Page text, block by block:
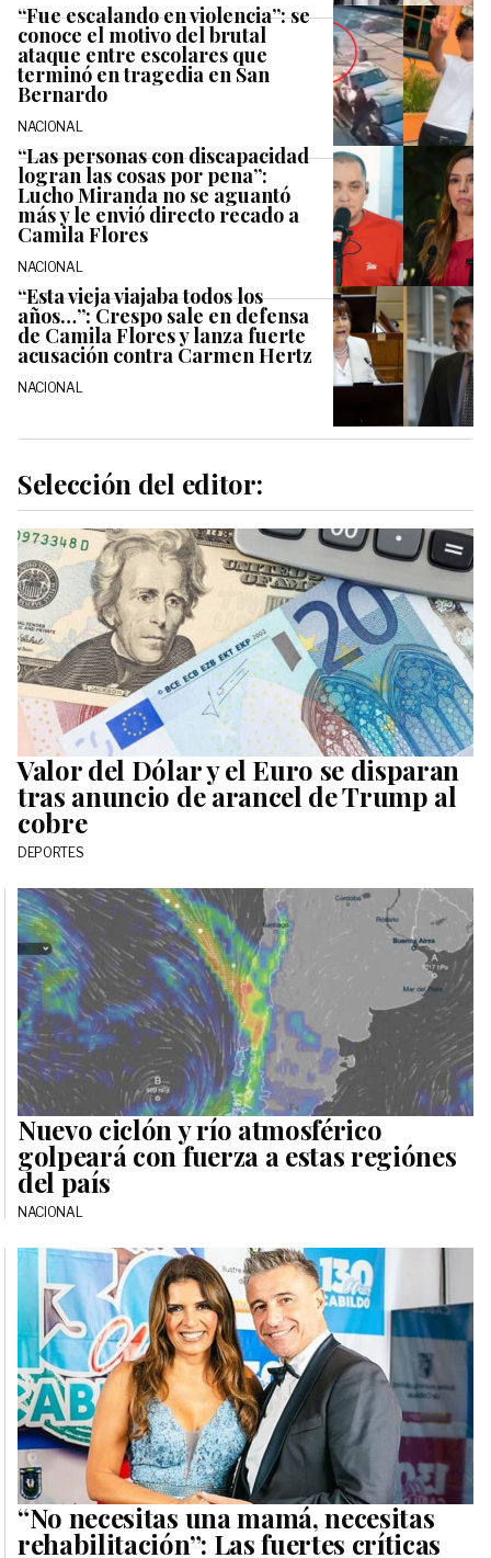
“Fue escalando en violencia”: se
conoce el motivo del brutal
ataque entre escolares que
terminó en tragedia en San
Bernardo
NACIONAL
“Las personas con discapacidad
logran las cosas por pena”:
Lucho Miranda no se aguantó
más y le envió directo recado a
Camila Flores
NACIONAL
“Esta vieja viajaba todos los
años…”: Crespo sale en defensa
de Camila Flores y lanza fuerte
acusación contra Carmen Hertz
NACIONAL
Selección del editor:
Valor del Dólar y el Euro se disparan
tras anuncio de arancel de Trump al
cobre
DEPORTES
Nuevo ciclón y río atmosférico
golpeará con fuerza a estas regiónes
del país
NACIONAL
“No necesitas una mamá, necesitas
rehabilitación”: Las fuertes críticas